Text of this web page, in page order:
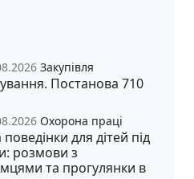
Закупівля
Постанова 710
Охорона праці
для дітей під
розмови з
та прогулянки в